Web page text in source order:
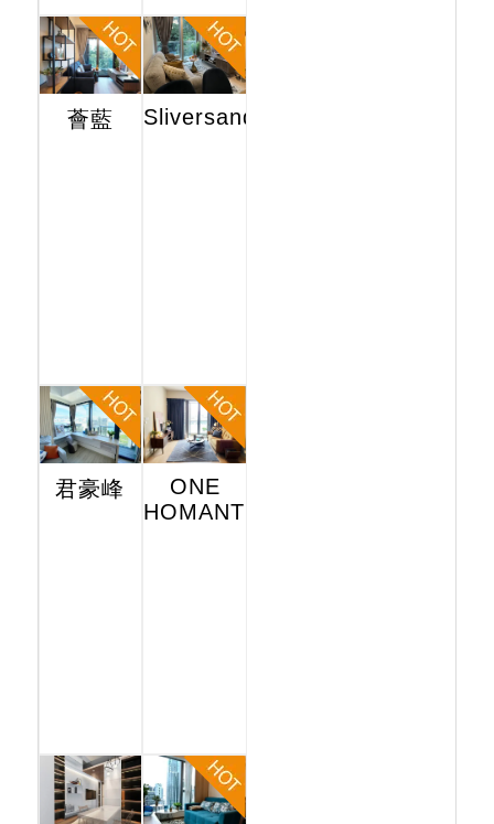
薈藍 Sliversands
君豪峰
ONE
HOMANTIN